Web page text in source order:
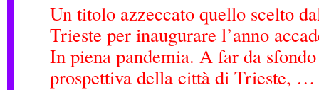
Un titolo azzeccato quello scelto
Trieste per inaugurare l’anno
In piena pandemia. A far da
prospettiva della città di Trieste, …